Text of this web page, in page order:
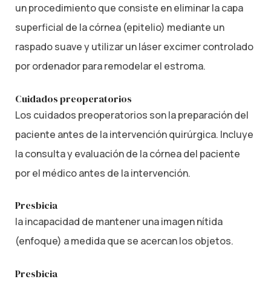
un procedimiento que consiste en eliminar la capa
superficial de la córnea (epitelio) mediante un
raspado suave y utilizar un láser excimer controlado
por ordenador para remodelar el estroma.
Cuidados preoperatorios
Los cuidados preoperatorios son la preparación del
paciente antes de la intervención quirúrgica. Incluye
la consulta y evaluación de la córnea del paciente
por el médico antes de la intervención.
Presbicia
la incapacidad de mantener una imagen nítida
(enfoque) a medida que se acercan los objetos.
Presbicia